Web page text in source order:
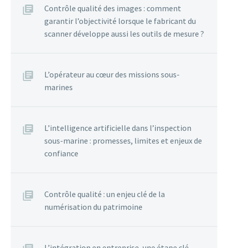
Contrôle qualité des images : comment
garantir l’objectivité lorsque le fabricant du
scanner développe aussi les outils de mesure ?
L’opérateur au cœur des missions sous-
marines
L’intelligence artificielle dans l’inspection
sous-marine : promesses, limites et enjeux de
confiance
Contrôle qualité : un enjeu clé de la
numérisation du patrimoine